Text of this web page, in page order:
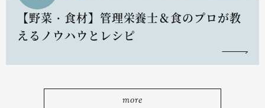
【野菜・食材】管理栄養士＆食のプロが教
えるノウハウとレシピ
more